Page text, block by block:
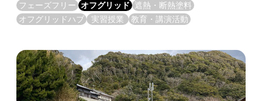
フェーズフリー オフグリッド
遮熱・断熱塗料
オフグリッドハブ
実習授業 教育・講演活動